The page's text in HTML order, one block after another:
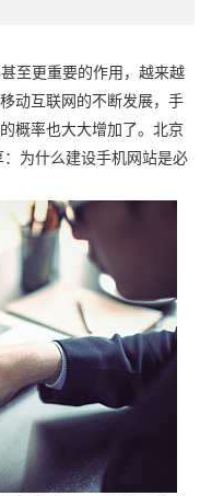
至更重要的作用，越来越
动互联网的不断发展，手
概率也大大增加了。北京
为什么建设手机网站是必